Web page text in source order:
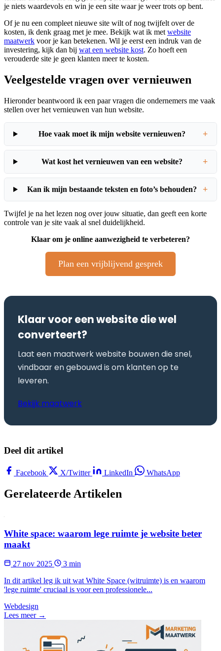
je niets waardevols en win je een site waar je weer trots op bent.
Of je nu een compleet nieuwe site wilt of nog twijfelt over de
kosten, ik denk graag met je mee. Bekijk wat ik met website
maatwerk voor je kan betekenen. Wil je eerst een indruk van de
investering, kijk dan bij wat een website kost. Zo hoeft een
verouderde site je geen klanten meer te kosten.
Veelgestelde vragen over vernieuwen
Hieronder beantwoord ik een paar vragen die ondernemers me vaak
stellen over het vernieuwen van hun website.
Hoe vaak moet ik mijn website vernieuwen? +
Wat kost het vernieuwen van een website? +
Kan ik mijn bestaande teksten en foto’s behouden? +
Twijfel je na het lezen nog over jouw situatie, dan geeft een korte
controle van je site vaak al snel duidelijkheid.
Klaar om je online aanwezigheid te verbeteren?
Plan een vrijblijvend gesprek
Klaar voor een website die wel
converteert?
Laat een maatwerk website bouwen die snel,
vindbaar en gebouwd is om klanten op te
leveren.
Bekijk maatwerk
Deel dit artikel
Facebook X/Twitter LinkedIn WhatsApp
Gerelateerde Artikelen
White space: waarom lege ruimte je website beter
maakt
27 nov 2025
3 min
In dit artikel leg ik uit wat White Space (witruimte) is en waarom
'lege ruimte' cruciaal is voor een professionele...
Webdesign
Lees meer →